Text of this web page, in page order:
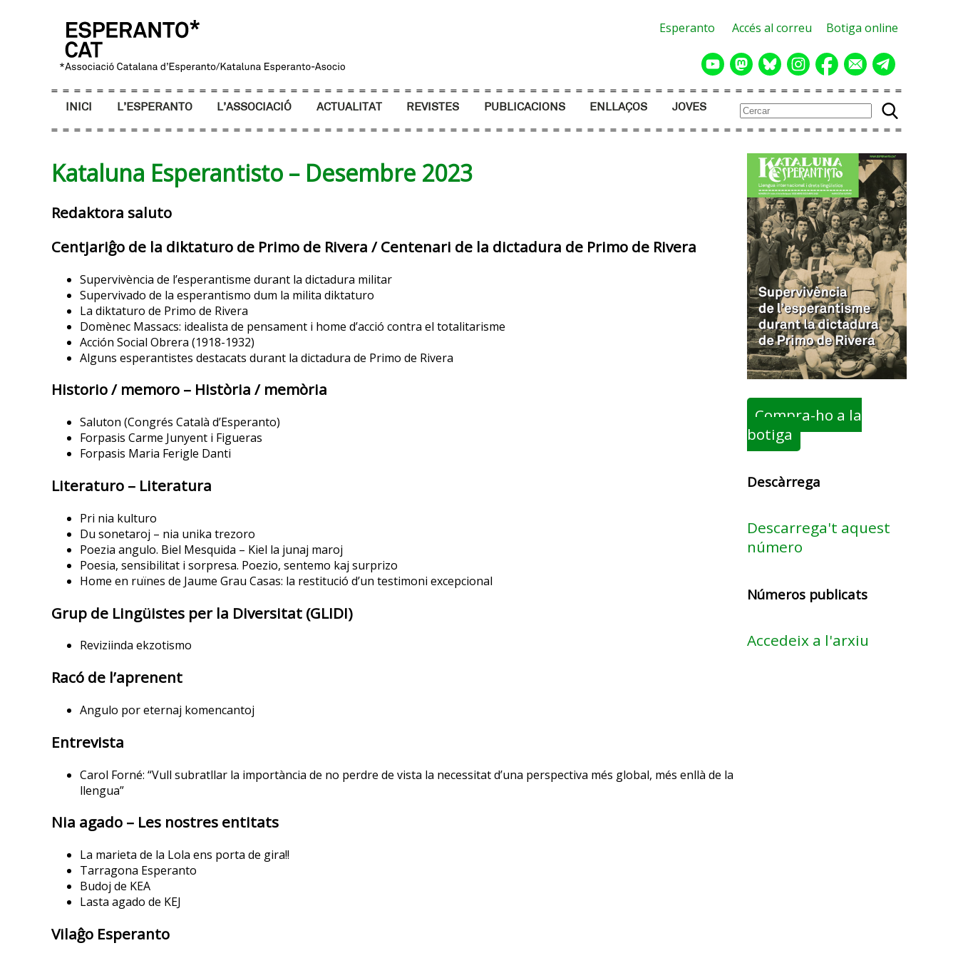
Esperanto Accés al correu Botiga online
INICI L’ESPERANTO L’ASSOCIACIÓ ACTUALITAT REVISTES PUBLICACIONS ENLLAÇOS JOVES
Kataluna Esperantisto – Desembre 2023
Redaktora saluto
Centjariĝo de la diktaturo de Primo de Rivera / Centenari de la dictadura de Primo de Rivera
Supervivència de l’esperantisme durant la dictadura militar
Supervivado de la esperantismo dum la milita diktaturo
La diktaturo de Primo de Rivera
Domènec Massacs: idealista de pensament i home d’acció contra el totalitarisme
Acción Social Obrera (1918-1932)
Alguns esperantistes destacats durant la dictadura de Primo de Rivera
Historio / memoro – Història / memòria
Saluton (Congrés Català d’Esperanto)
Forpasis Carme Junyent i Figueras
Forpasis Maria Ferigle Danti
Literaturo – Literatura
Pri nia kulturo
Du sonetaroj – nia unika trezoro
Poezia angulo. Biel Mesquida – Kiel la junaj maroj
Poesia, sensibilitat i sorpresa. Poezio, sentemo kaj surprizo
Home en ruïnes de Jaume Grau Casas: la restitució d’un testimoni excepcional
Grup de Lingüistes per la Diversitat (GLIDI)
Reviziinda ekzotismo
Racó de l’aprenent
Angulo por eternaj komencantoj
Entrevista
Carol Forné: “Vull subratllar la importància de no perdre de vista la necessitat d’una perspectiva més global, més enllà de la
llengua”
Nia agado – Les nostres entitats
La marieta de la Lola ens porta de gira!!
Tarragona Esperanto
Budoj de KEA
Lasta agado de KEJ
Vilaĝo Esperanto
Compra-ho a la
botiga
Descàrrega
Descarrega't aquest
número
Números publicats
Accedeix a l'arxiu